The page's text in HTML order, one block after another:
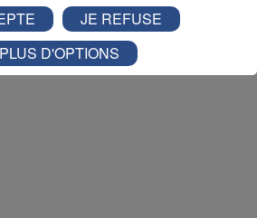
pour vous Verticalp Émosson,
:
JE REFUSE
PLUS D'OPTIONS